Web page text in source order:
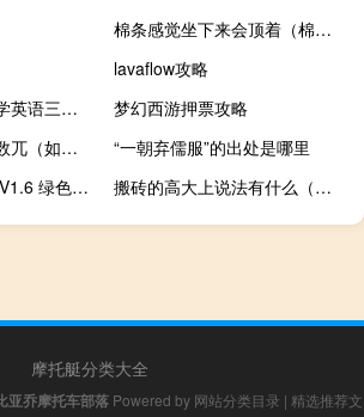
棉条感觉坐下来会顶着（棉条）
lavaflow攻略
公共英语三级和大学英语三级有什么区别
梦幻西游押票攻略
在数轴上表示无理数兀（如何在数轴上表示无理数）
“一朝弃儒服”的出处是哪里
论坛外链群发助手 V1.6 绿色免费版（论坛外链群发助手 V1.6 绿色免费版功能简介）
搬砖的高大上说法有什么（搬砖的高大上说法）
摩托艇分类大全
亚乔摩托车部落Powered by 网站分类目录 | 精选推荐文